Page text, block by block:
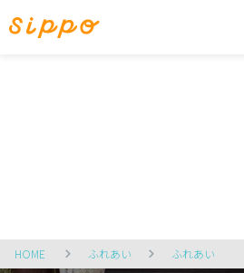
HOME ふれあい ふれあい